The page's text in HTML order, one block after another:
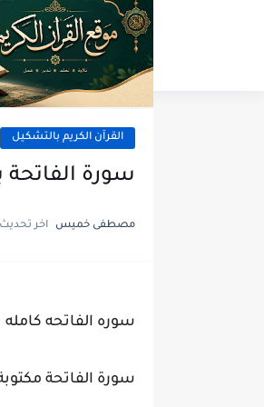
القرآن الكريم بالتشكيل
سورة الفاتحة
مصطفى خميس اخر
سوره الفاتحه
سورة الفاتحة